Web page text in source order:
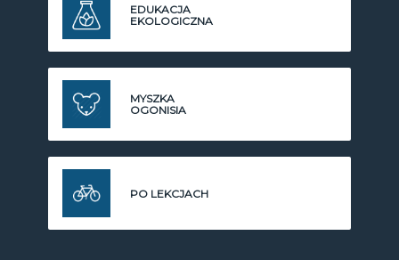
EDUKACJA
EKOLOGICZNA
MYSZKA
OGONISIA
PO LEKCJACH